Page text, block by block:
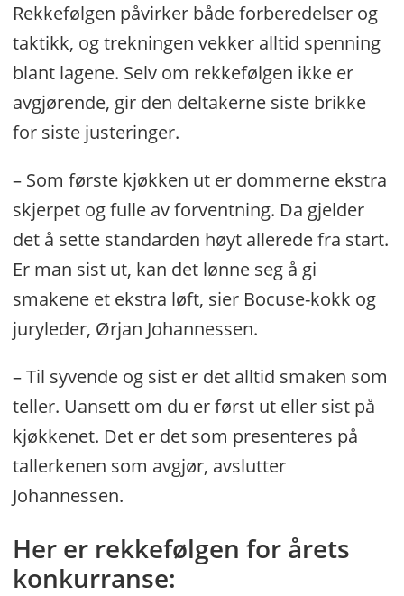
september.
Rekkefølgen påvirker både forberedelser og
taktikk, og trekningen vekker alltid spenning
blant lagene. Selv om rekkefølgen ikke er
avgjørende, gir den deltakerne siste brikke
for siste justeringer.
– Som første kjøkken ut er dommerne ekstra
skjerpet og fulle av forventning. Da gjelder
det å sette standarden høyt allerede fra start.
Er man sist ut, kan det lønne seg å gi
smakene et ekstra løft, sier Bocuse-kokk og
juryleder, Ørjan Johannessen.
– Til syvende og sist er det alltid smaken som
teller. Uansett om du er først ut eller sist på
kjøkkenet. Det er det som presenteres på
tallerkenen som avgjør, avslutter
Johannessen.
Her er rekkefølgen for årets
konkurranse: